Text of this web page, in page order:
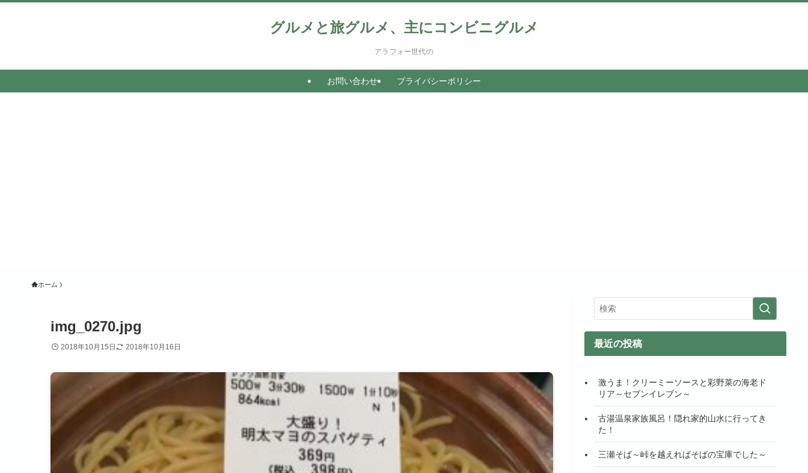
グルメと旅グルメ、主にコンビニグルメ
アラフォー世代の
お問い合わせ プライバシーポリシー
ホーム
img_0270.jpg
2018年10月15日 2018年10月16日 最近の投稿
激うま！クリーミーソースと彩野菜の海老ド
リア～セブンイレブン～
古湯温泉家族風呂！隠れ家的山水に行ってき
た！
三瀬そば～峠を越えればそばの宝庫でした～